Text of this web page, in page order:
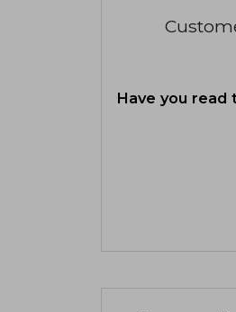
Have you read